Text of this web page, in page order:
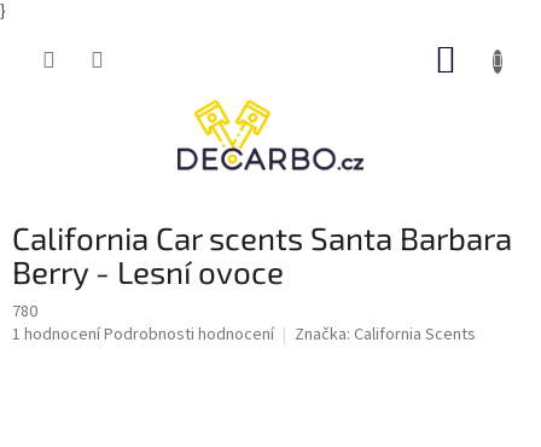
}
California Car scents Santa Barbara
Berry - Lesní ovoce
780
Průměrné
1 hodnoceníPodrobnosti hodnocení Značka: California Scents